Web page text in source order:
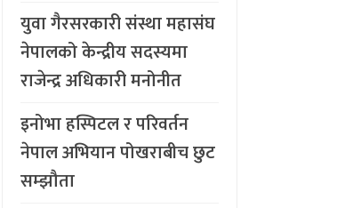
युवा गैरसरकारी संस्था महासंघ
नेपालको केन्द्रीय सदस्यमा
राजेन्द्र अधिकारी मनोनीत
इनोभा हस्पिटल र परिवर्तन
नेपाल अभियान पोखराबीच छुट
सम्झौता